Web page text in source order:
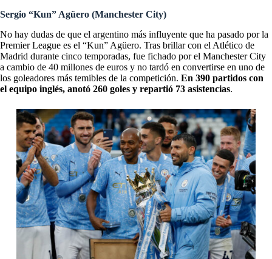
Sergio “Kun” Agüero (Manchester City)
No hay dudas de que el argentino más influyente que ha pasado por la
Premier League es el “Kun” Agüero. Tras brillar con el Atlético de
Madrid durante cinco temporadas, fue fichado por el Manchester City
a cambio de 40 millones de euros y no tardó en convertirse en uno de
los goleadores más temibles de la competición. En 390 partidos con
el equipo inglés, anotó 260 goles y repartió 73 asistencias.